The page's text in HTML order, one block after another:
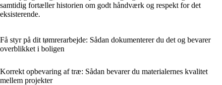
samtidig fortæller historien om godt håndværk og respekt for det
eksisterende.
Få styr på dit tømrerarbejde: Sådan dokumenterer du det og bevarer
overblikket i boligen
Korrekt opbevaring af træ: Sådan bevarer du materialernes kvalitet
mellem projekter